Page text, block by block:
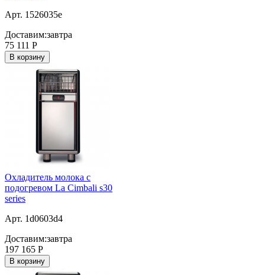
Арт. 1526035e
Доставим:завтра
75 111 Р
В корзину
Охладитель молока с
подогревом La Cimbali s30
series
Арт. 1d0603d4
Доставим:завтра
197 165 Р
В корзину